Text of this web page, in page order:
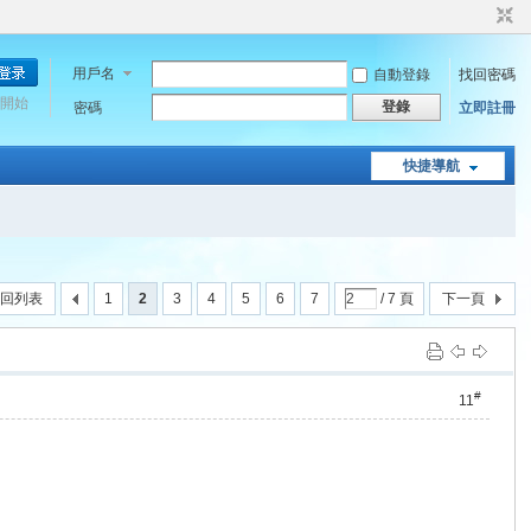
用戶名 自動登錄
找回密碼
密碼
登錄 立即註冊
始
快捷導航
1 2 3 4 5 6 7 / 7 頁 下一頁
列表
11#